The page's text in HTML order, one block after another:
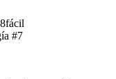
fácil
#7